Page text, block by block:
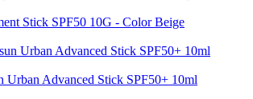
Stick SPF50 10G - Color Beige
Urban Advanced Stick SPF50+ 10ml